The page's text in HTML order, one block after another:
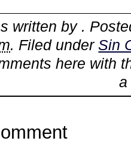
written by .
. Filed underSin
here with
a